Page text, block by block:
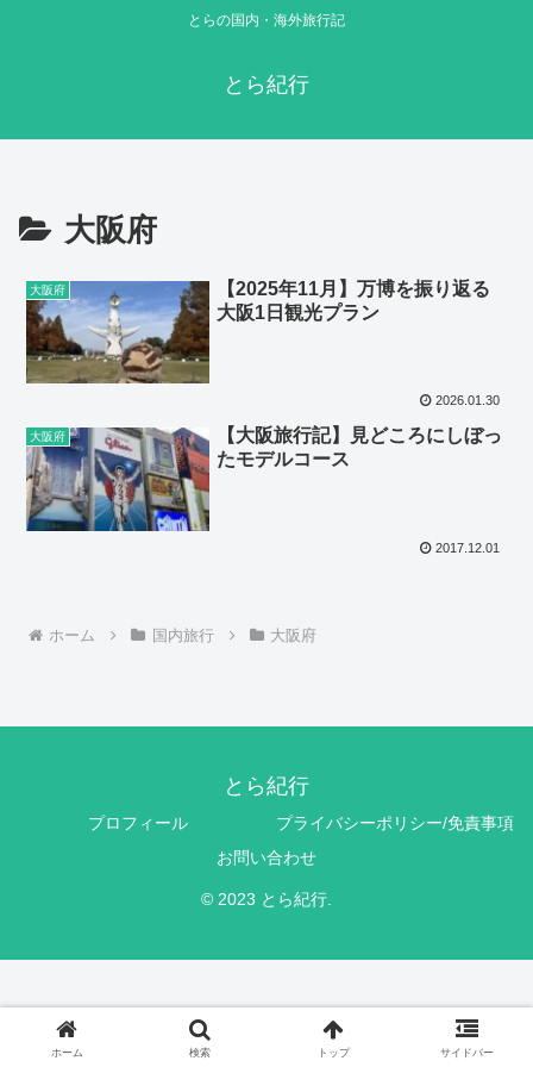
とらの国内・海外旅行記
とら紀行
大阪府
大阪府
【2025年11月】万博を振り返る
大阪1日観光プラン
2026.01.30
大阪府
【大阪旅行記】見どころにしぼっ
たモデルコース
2017.12.01
ホーム 国内旅行 大阪府
とら紀行
プロフィール
プライバシーポリシー/免責事項
お問い合わせ
© 2023 とら紀行.
ホーム 検索 トップ サイドバー